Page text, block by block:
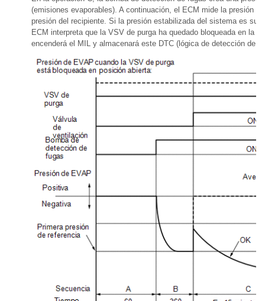
(emisiones evaporables). A continuación, el ECM mide la presión
presión del recipiente. Si la presión estabilizada del sistema es
ECM interpreta que la VSV de purga ha quedado bloqueada en la
encenderá el MIL y almacenará este DTC (lógica de detección de 2